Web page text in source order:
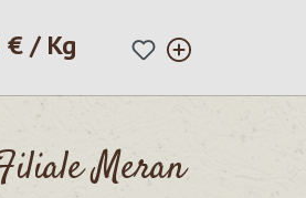
Preis:
/ Kg
Meran